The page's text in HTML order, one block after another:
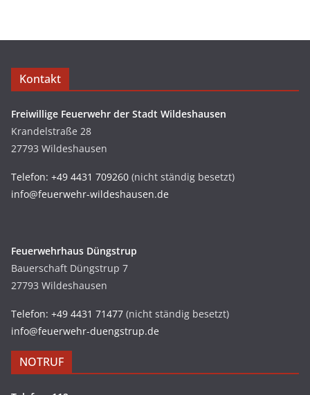
Kontakt
Freiwillige Feuerwehr der Stadt Wildeshausen
Krandelstraße 28
27793 Wildeshausen
Telefon: +49 4431 709260 (nicht ständig besetzt)
info@feuerwehr-wildeshausen.de
Feuerwehrhaus Düngstrup
Bauerschaft Düngstrup 7
27793 Wildeshausen
Telefon: +49 4431 71477 (nicht ständig besetzt)
info@feuerwehr-duengstrup.de
NOTRUF